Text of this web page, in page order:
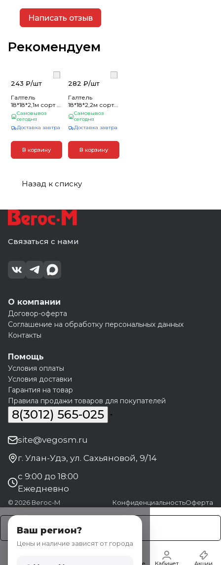
Написать отзыв
Рекомендуем
243 ₽/шт
Галтель
18*18*2,1м сорт А
Осина
Самовывоз
сегодня
Доставка завтра
В корзину
282 ₽/шт
Галтель
18*18*2,2м сорт
А Осина
Самовывоз
сегодня
Доставка завтра
В корзину
Назад к списку
Главная Каталог Избранные Кабинет Акции
Связаться с нами
О компании
Договор-оферта
Соглашение на обработку персональных данных
Контакты
Помощь
Условия оплаты
Условия доставки
Гарантия на товар
Правила продажи товаров для покупателей
8(3012) 565-025
site@vegosm.ru
г. Улан-Удэ, ул. Сахьяновой, 9/14
с 9:00 до 18:00
Ежедневно
© 2026 Вегос-М КонфиденциальностьОферта
Ваш регион?
Цены и наличие зависят от города